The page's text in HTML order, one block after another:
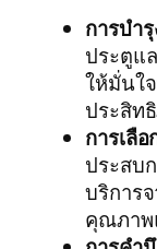
การบำ
ประตูแ
ให้มั่นใ
ประสิท
การเลื
ประสบ
บริการ
คุณภาพ